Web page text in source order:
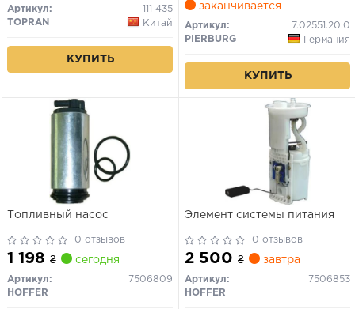
Артикул:
111 435
TOPRAN
Китай
КУПИТЬ
заканчивается
Артикул:
7.02551.20.0
PIERBURG
Германия
КУПИТЬ
Топливный насос
0 отзывов
1 198 ₴ сегодня
Артикул:
7506809
HOFFER
Элемент системы питания
0 отзывов
2 500 ₴ завтра
Артикул:
7506853
HOFFER